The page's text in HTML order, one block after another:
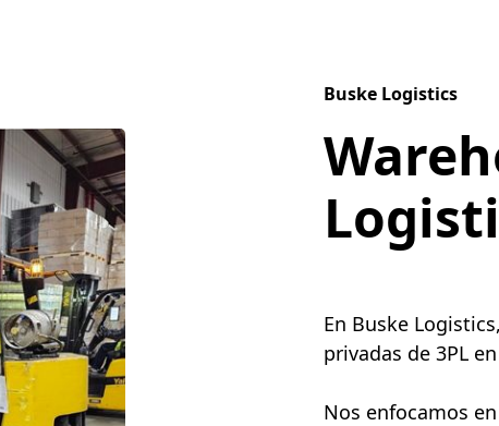
Buske Logistics
En Buske
privadas de 3PL
Nos enfocamos